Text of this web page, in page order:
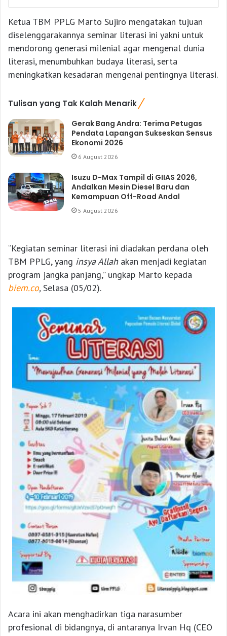
Ketua TBM PPLG Marto Sujiro mengatakan tujuan
diselenggarakannya seminar literasi ini yakni untuk
mendorong generasi milenial agar mengenal dunia
literasi, menumbuhkan budaya literasi, serta
meningkatkan kesadaran mengenai pentingnya literasi.
Tulisan yang Tak Kalah Menarik
Gerak Bang Andra: Terima Petugas
Pendata Lapangan Sukseskan Sensus
Ekonomi 2026
6 August 2026
Isuzu D-Max Tampil di GIIAS 2026,
Andalkan Mesin Diesel Baru dan
Kemampuan Off-Road Andal
5 August 2026
“Kegiatan seminar literasi ini diadakan perdana oleh
TBM PPLG, yang insya Allah akan menjadi kegiatan
program jangka panjang,” ungkap Marto kepada
biem.co, Selasa (05/02).
Acara ini akan menghadirkan tiga narasumber
profesional di bidangnya, di antaranya Irvan Hq (CEO